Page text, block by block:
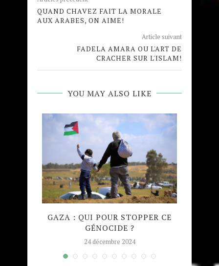
QUAND CHAVEZ FAIT LA MORALE
AUX ARABES, ON AIME!
Article suivant
FADELA AMARA OU L'ART DE
CRACHER SUR L'ISLAM!
YOU MAY ALSO LIKE
GAZA : QUI POUR STOPPER CE
GÉNOCIDE ?
24 décembre 2024